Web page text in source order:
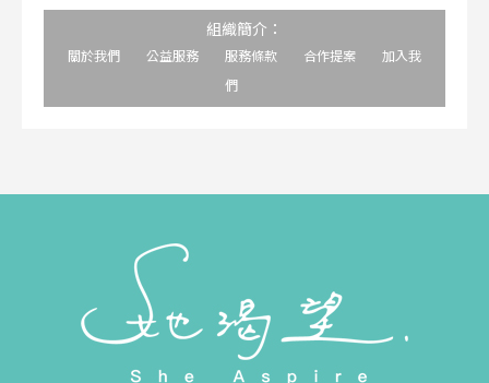
組織簡介：
關於我們 公益服務 服務條款 合作提案
加入我
們